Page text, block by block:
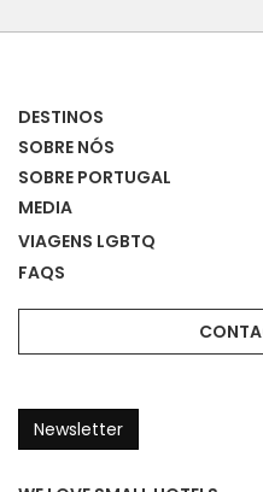
DESTINOS
SOBRE NÓS
SOBRE PORTUGAL
MEDIA
VIAGENS LGBTQ
FAQS
Newsletter